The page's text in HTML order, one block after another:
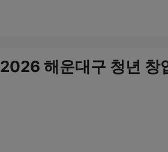
2026 해운대구 청년 창